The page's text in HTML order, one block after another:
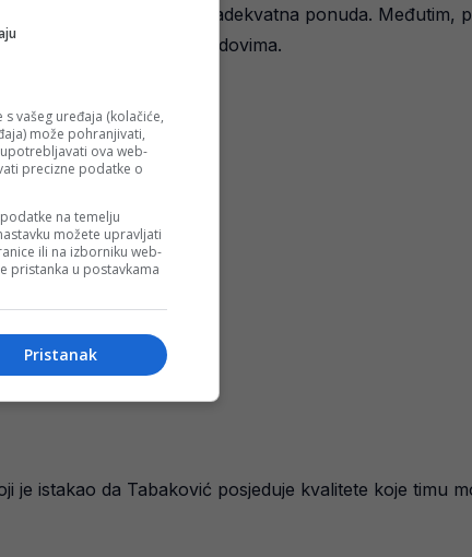
ukoliko stigne adekvatna ponuda. Međutim,
da ga zadrže u svojim redovima.
istakao da Tabaković posjeduje kvalitete koje timu
vašeg uređaja (kolačiće,
može pohranjivati,
ova web-
precizne podatke o
na temelju
možete upravljati
ili na izborniku web-
pristanka u postavkama
Pristanak